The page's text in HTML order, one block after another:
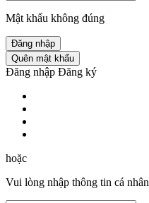
Mật khẩu không đúng
Đăng nhập
Quên mật khẩu
Đăng nhập Đăng ký
hoặc
Vui lòng nhập thông tin cá nhân